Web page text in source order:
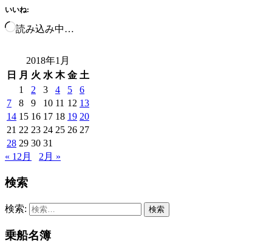
いいね:
読み込み中…
2018年1月
日
月 火 水 木 金 土
1
2 3 4 5
6
7
8 9 10 11 12 13
14 15 16 17 18 19 20
21 22 23 24 25 26 27
28 29 30 31
« 12月
2月 »
検索
検索:
乗船名簿